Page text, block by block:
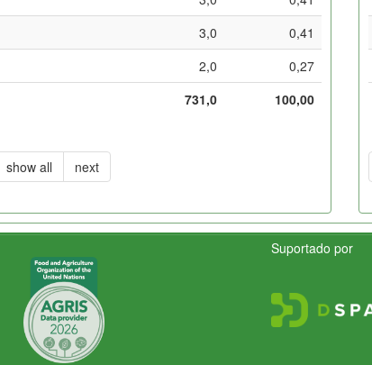
3,0
0,41
2,0
0,27
731,0
100,00
show all next
Suportado por